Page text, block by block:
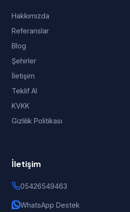
Hakkımızda
Referanslar
Blog
Şehirler
İletişim
Teklif Al
KVKK
Gizlilik Politikası
İletişim
05426549463
WhatsApp Destek